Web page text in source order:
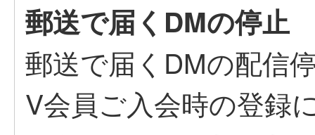
郵送で届くDMの停止
郵送で届くDMの配信
V会員ご入会時の登録